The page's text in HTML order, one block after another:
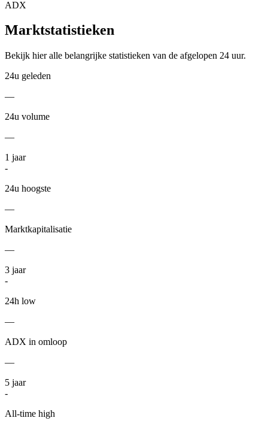
ADX
Marktstatistieken
Bekijk hier alle belangrijke statistieken van de afgelopen 24 uur.
24u geleden
—
24u volume
—
1 jaar
-
24u hoogste
—
Marktkapitalisatie
—
3 jaar
-
24h low
—
ADX in omloop
—
5 jaar
-
All-time high